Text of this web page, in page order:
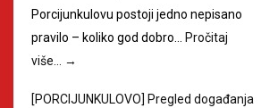
Porcijunkulovu postoji jedno nepisano
pravilo – koliko god dobro…
Pročitaj
više…
→
[PORCIJUNKULOVO] Pregled događanja